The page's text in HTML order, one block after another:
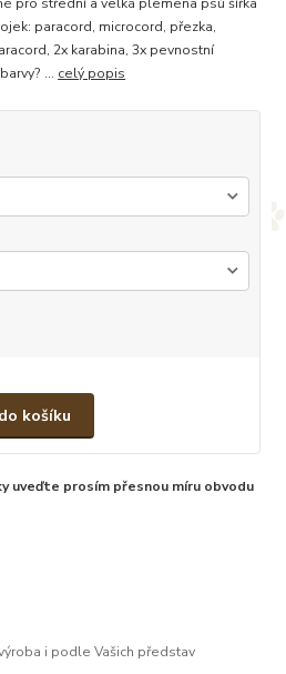
paracord, microcord, přezka,
2x karabina, 3x pevnostní
... celý popis
košíku
uveďte prosím přesnou míru obvodu
i podle Vašich představ